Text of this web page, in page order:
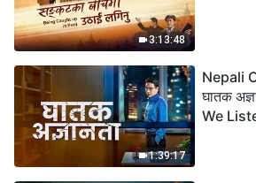
3:13:48
1:39:17
Nepali
घातक
We